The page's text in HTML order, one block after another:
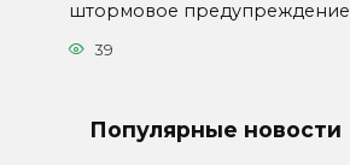
штормовое предупреждение
39
Популярные новости